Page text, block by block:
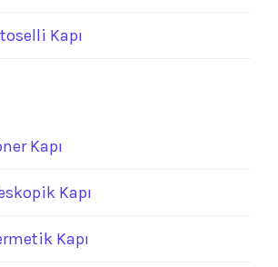
Kapı
Kapı
Kapı
Kapı